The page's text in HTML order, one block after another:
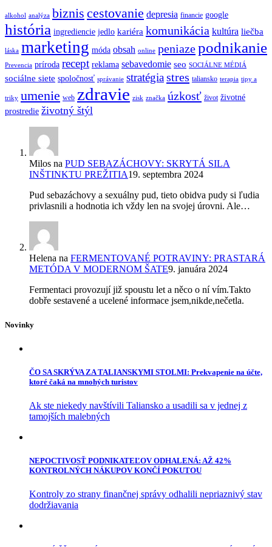
alkohol analýza biznis cestovanie depresia financie google
história ingrediencie jedlo kariéra komunikácia kultúra liečba
láska marketing móda obsah online peniazepodnikanie
Prevencia príroda recept reklama sebavedomie seo SOCIÁLNE MÉDIÁ
sociálne siete spoločnosť správanie stratégiastres taliansko terapia tipy a
triky umenie web zdravie zisk značka úzkosť život životné
prostredie životný štýl
Milos na PUD SEBAZÁCHOVY: SKRYTÁ SILA
INŠTINKTU PREŽITIA19. septembra 2024
Pud sebazáchovy a sexuálny pud, tieto obidva pudy si ľudia
privlasnili a hodnotia ich vždy len na svojej úrovni. Ale…
Helena na FERMENTOVANÉ POTRAVINY: PRASTARÁ
METÓDA V MODERNOM ŠATE9. januára 2024
Fermentaci provozují již spoustu let a něco o ní vím.Takto
dobře sestavené a ucelené informace jsem,nikde,nečetla.
Novinky
ČO SA SKRÝVA ZA TALIANSKYMI STOLMI: Prekvapenie na účte,
ktoré čaká na mnohých turistov
Ak ste niekedy navštívili Taliansko a usadili sa v jednej z
tamojších malebných
NEPOCTIVOSŤ PODNIKATEĽOV ODHALENÁ: AŽ 42%
KONTROLNÝCH NÁKUPOV KONČÍ POKUTOU
Kontroly zo strany finančnej správy odhalili nepriaznivý stav
dodržiavania